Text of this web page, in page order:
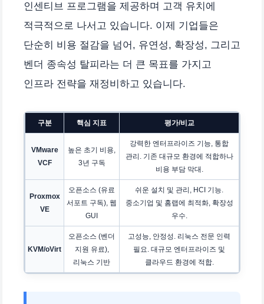
인센티브 프로그램을 제공하며 고객 유치에
적극적으로 나서고 있습니다. 이제 기업들은
단순히 비용 절감을 넘어, 유연성, 확장성, 그리고
벤더 종속성 탈피라는 더 큰 목표를 가지고
인프라 전략을 재정비하고 있습니다.
구분 핵심 지표 평가/비교
VMware
VCF
높은 초기 비용,
3년 구독
강력한 엔터프라이즈 기능, 통합
관리. 기존 대규모 환경에 적합하나
비용 부담 막대.
Proxmox
VE
오픈소스 (유료
서포트 구독), 웹
GUI
쉬운 설치 및 관리, HCI 기능.
중소기업 및 홈랩에 최적화, 확장성
우수.
KVM/oVirt
오픈소스 (벤더
지원 유료),
리눅스 기반
고성능, 안정성. 리눅스 전문 인력
필요. 대규모 엔터프라이즈 및
클라우드 환경에 적합.